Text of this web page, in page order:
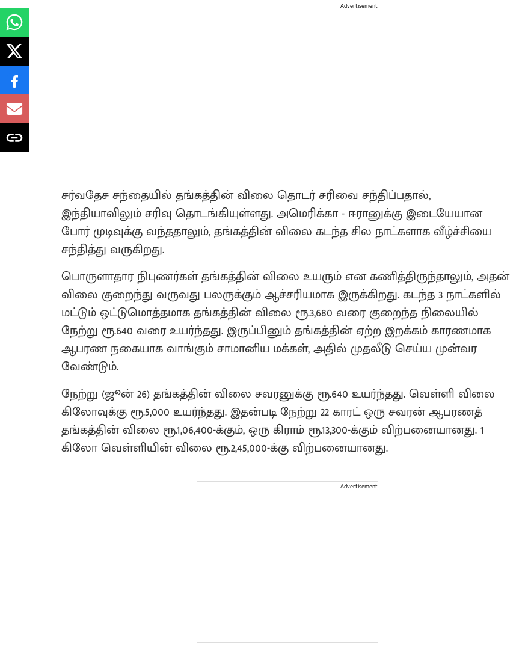
Advertisement
சர்வதேச சந்தையில் தங்கத்தின் விலை தொடர் சரிவை சந்திப்பதால்,
இந்தியாவிலும் சரிவு தொடங்கியுள்ளது. அமெரிக்கா - ஈரானுக்கு இடையேயான
போர் முடிவுக்கு வந்ததாலும், தங்கத்தின் விலை கடந்த சில நாட்களாக வீழ்ச்சியை
சந்தித்து வருகிறது.
பொருளாதார நிபுணர்கள் தங்கத்தின் விலை உயரும் என கணித்திருந்தாலும், அதன்
விலை குறைந்து வருவது பலருக்கும் ஆச்சரியமாக இருக்கிறது. கடந்த 3 நாட்களில்
மட்டும் ஒட்டுமொத்தமாக தங்கத்தின் விலை ரூ.3,680 வரை குறைந்த நிலையில்
நேற்று ரூ.640 வரை உயர்ந்தது. இருப்பினும் தங்கத்தின் ஏற்ற இறக்கம் காரணமாக
ஆபரண நகையாக வாங்கும் சாமானிய மக்கள், அதில் முதலீடு செய்ய முன்வர
வேண்டும்.
நேற்று (ஜூன் 26) தங்கத்தின் விலை சவரனுக்கு ரூ.640 உயர்ந்தது. வெள்ளி விலை
கிலோவுக்கு ரூ.5,000 உயர்ந்தது. இதன்படி நேற்று 22 காரட் ஒரு சவரன் ஆபரணத்
தங்கத்தின் விலை ரூ.1,06,400-க்கும், ஒரு கிராம் ரூ.13,300-க்கும் விற்பனையானது. 1
கிலோ வெள்ளியின் விலை ரூ.2,45,000-க்கு விற்பனையானது.
Advertisement